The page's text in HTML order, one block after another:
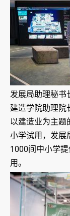
发展局助理秘书
建造学院助理院
以建造业为主题
小学试用，发展
1000间中小学
用。